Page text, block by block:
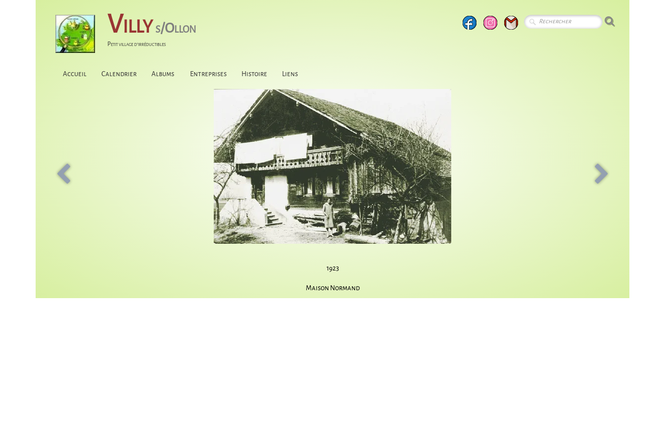
Villy s/Ollon
Petit village d'irréductibles
Accueil Calendrier Albums Entreprises Histoire Liens
1923
Maison Normand